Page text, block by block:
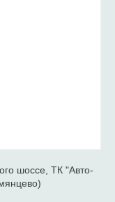
шоссе, ТК "Авто-